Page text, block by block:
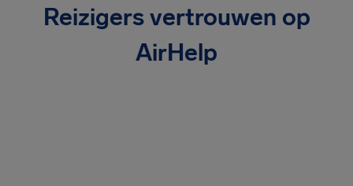
Reizigers vertrouwen op
AirHelp